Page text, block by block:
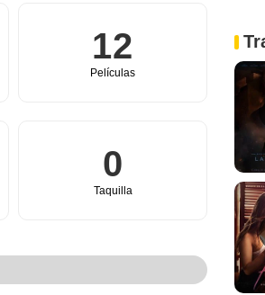
12
Películas
0
Taquilla